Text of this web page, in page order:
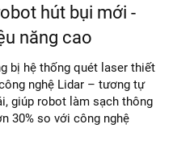
hút bụi mới -
năng cao
bị hệ thống quét laser thiết
nghệ Lidar – tương tự
giúp robot làm sạch thông
30% so với công nghệ